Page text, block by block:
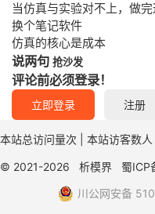
当仿真与实验对不上，做
换个笔记软件
仿真的核心是成本
说两句 抢沙发
评论前必须登录！
立即登录 注册
本站总访问量次 本站访客数人
© 2021-2026 析模界
蜀ICP
川公网安备